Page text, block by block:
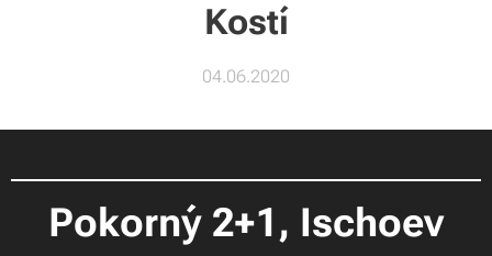
Kostí
04.06.2020
Pokorný 2+1, Ischoev